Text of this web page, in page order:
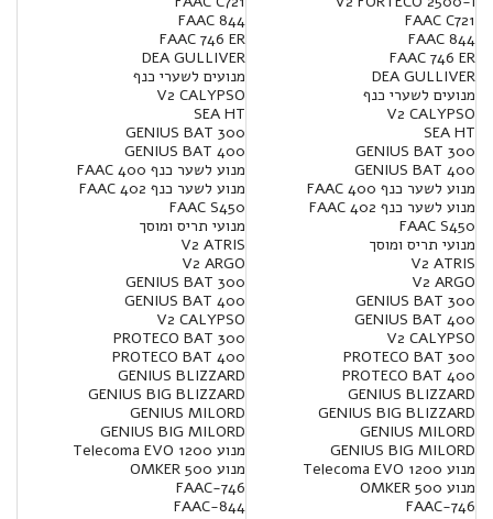
FAAC C721
FAAC 844
FAAC 746 ER
DEA GULLIVER
מנועים לשערי כנף
V2 CALYPSO
SEA HT
300 GENIUS BAT
400 GENIUS BAT
מנוע לשער כנף FAAC 400
מנוע לשער כנף FAAC 402
FAAC S450
מנועי תריס ומוסך
V2 ATRIS
V2 ARGO
GENIUS BAT 300
GENIUS BAT 400
V2 CALYPSO
PROTECO BAT 300
PROTECO BAT 400
GENIUS BLIZZARD
GENIUS BIG BLIZZARD
GENIUS MILORD
GENIUS BIG MILORD
מנוע Telecoma EVO 1200
מנוע OMKER 500
FAAC-746
FAAC 844
FAAC 746 ER
DEA GULLIVER
מנועים לשערי כנף
V2 CALYPSO
SEA HT
300 GENIUS BAT
400 GENIUS BAT
מנוע לשער כנף FAAC 400
מנוע לשער כנף FAAC 402
FAAC S450
מנועי תריס ומוסך
V2 ATRIS
V2 ARGO
GENIUS BAT 300
GENIUS BAT 400
V2 CALYPSO
PROTECO BAT 300
PROTECO BAT 400
GENIUS BLIZZARD
GENIUS BIG BLIZZARD
GENIUS MILORD
GENIUS BIG MILORD
מנוע Telecoma EVO 1200
מנוע OMKER 500
FAAC-746
FAAC-844